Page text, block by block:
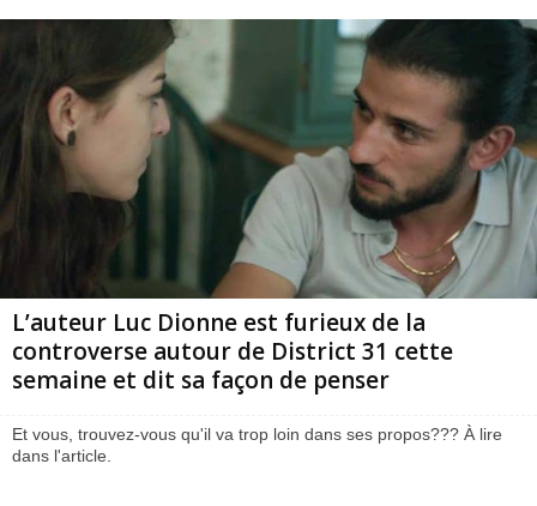
L’auteur Luc Dionne est furieux de la
controverse autour de District 31 cette
semaine et dit sa façon de penser
Et vous, trouvez-vous qu'il va trop loin dans ses propos??? À lire
dans l'article.